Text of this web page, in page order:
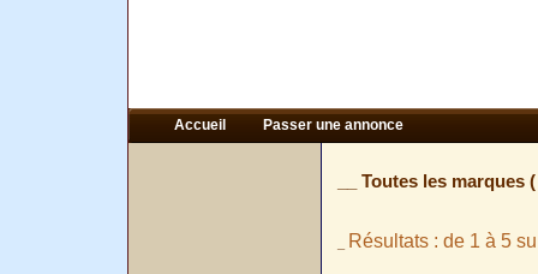
Accueil Passer une annonce
__ Toutes les marques
Résultats : de 1 à 5